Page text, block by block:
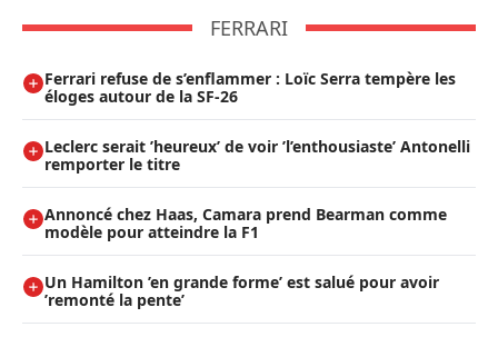
FERRARI
Ferrari refuse de s’enflammer : Loïc Serra tempère les
éloges autour de la SF-26
Leclerc serait ’heureux’ de voir ’l’enthousiaste’ Antonelli
remporter le titre
Annoncé chez Haas, Camara prend Bearman comme
modèle pour atteindre la F1
Un Hamilton ’en grande forme’ est salué pour avoir
’remonté la pente’